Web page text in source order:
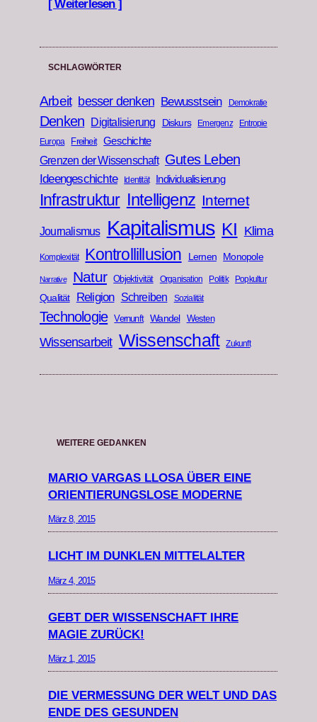
[ Weiterlesen ]
SCHLAGWÖRTER
Arbeit besser denken Bewusstsein Demokratie
Denken Digitalisierung Diskurs Emergenz
Entropie
Europa
Freiheit Geschichte
Grenzen der Wissenschaft Gutes Leben
Ideengeschichte Identität Individualisierung
Infrastruktur Intelligenz Internet
Journalismus Kapitalismus KI Klima
Komplexität Kontrollillusion Lernen Monopole
Narrative Natur Objektivität Organisation Politik Popkultur
Qualität Religion Schreiben Sozialität
Technologie Vernunft Wandel Westen
Wissensarbeit Wissenschaft Zukunft
WEITERE GEDANKEN
MARIO VARGAS LLOSA ÜBER EINE
ORIENTIERUNGSLOSE MODERNE
März 8, 2015
LICHT IM DUNKLEN MITTELALTER
März 4, 2015
GEBT DER WISSENSCHAFT IHRE
MAGIE ZURÜCK!
März 1, 2015
DIE VERMESSUNG DER WELT UND DAS
ENDE DES GESUNDEN